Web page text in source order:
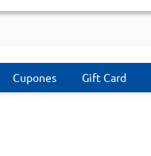
Cupones Gift Card